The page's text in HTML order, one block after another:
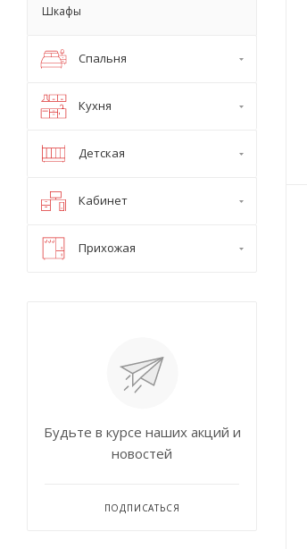
Шкафы
Спальня
Кухня
Детская
Кабинет
Прихожая
Будьте в курсе наших акций и
новостей
ПОДПИСАТЬСЯ